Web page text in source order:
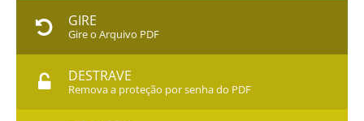
GIRE
Gire o Arquivo PDF
DESTRAVE
Remova a proteção por senha do PDF